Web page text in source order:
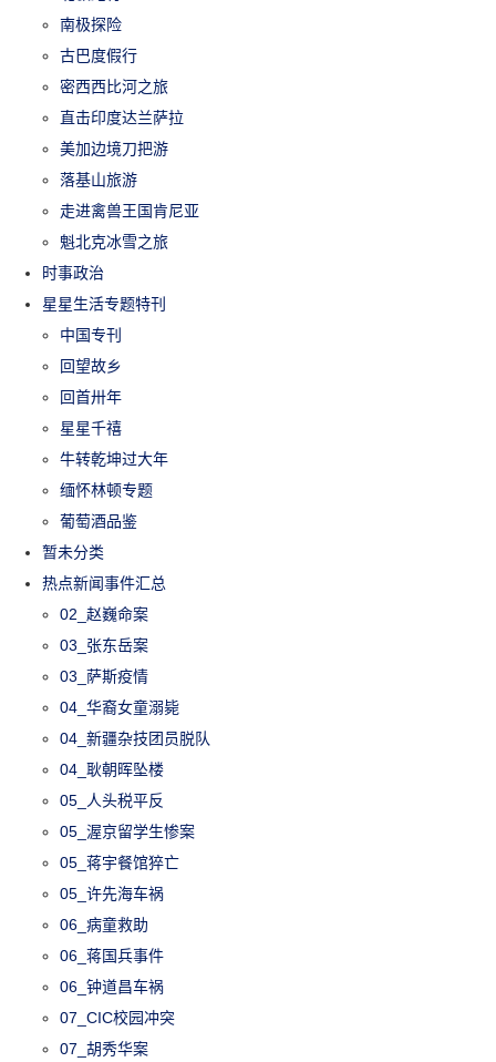
南极探险
古巴度假行
密西西比河之旅
直击印度达兰萨拉
美加边境刀把游
落基山旅游
走进禽兽王国肯尼亚
魁北克冰雪之旅
时事政治
星星生活专题特刊
中国专刊
回望故乡
回首卅年
星星千禧
牛转乾坤过大年
缅怀林顿专题
葡萄酒品鉴
暂未分类
热点新闻事件汇总
02_赵巍命案
03_张东岳案
03_萨斯疫情
04_华裔女童溺毙
04_新疆杂技团员脱队
04_耿朝晖坠楼
05_人头税平反
05_渥京留学生惨案
05_蒋宇餐馆猝亡
05_许先海车祸
06_病童救助
06_蒋国兵事件
06_钟道昌车祸
07_CIC校园冲突
07_胡秀华案